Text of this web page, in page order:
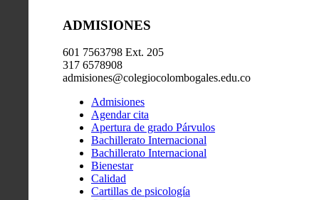
ADMISIONES
601 7563798 Ext. 205
317 6578908
admisiones@colegiocolombogales.edu.co
Admisiones
Agendar cita
Apertura de grado Párvulos
Bachillerato Internacional
Bachillerato Internacional
Bienestar
Calidad
Cartillas de psicología